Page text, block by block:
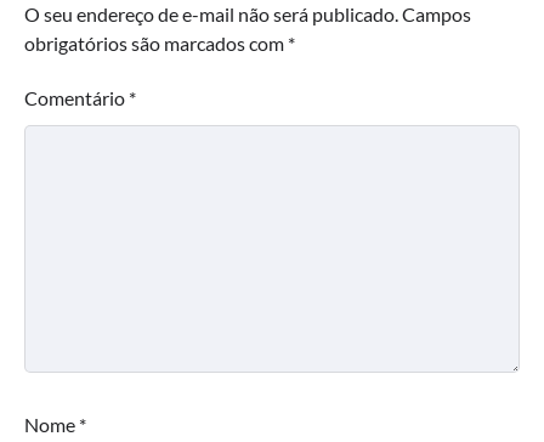
O seu endereço de e-mail não será publicado.Campos
obrigatórios são marcados com *
Comentário *
Nome *